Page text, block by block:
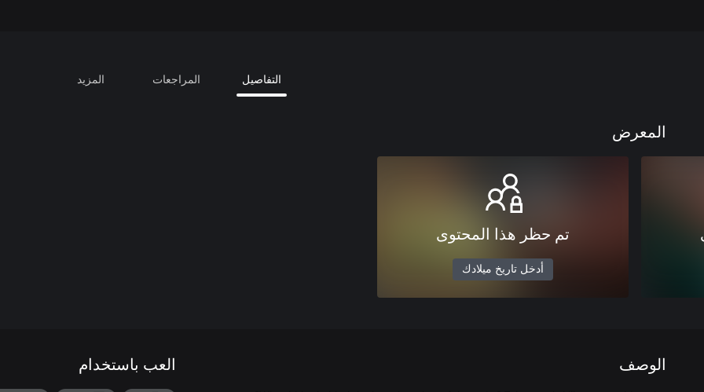
التفاصيل المراجعات المزيد
المعرض
تم حظر هذا المحتوى
أدخل تاريخ ميلادك
الوصف العب باستخدام